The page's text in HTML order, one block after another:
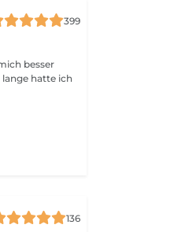
399
besser
hatte ich
136